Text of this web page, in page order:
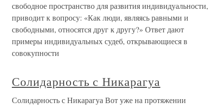
свободное пространство для развития индивидуальности,
приводит к вопросу: «Как люди, являясь равными и
свободными, относятся друг к другу?» Ответ дают
примеры индивидуальных судеб, открывающиеся в
совокупности
Солидарность с Никарагуа
Солидарность с Никарагуа Вот уже на протяжении